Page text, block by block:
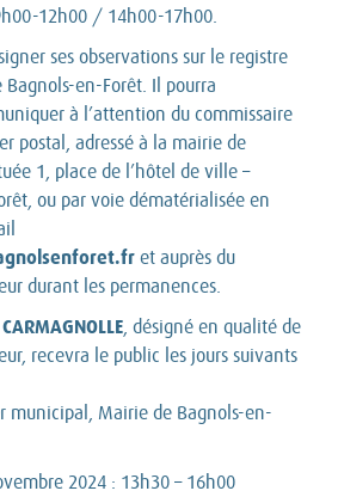
12h00 / 14h00-17h00.
ses observations sur le registre
en-Forêt. Il pourra
à l’attention du commissaire
postal, adressé à la mairie de
1, place de l’hôtel de ville –
ou par voie dématérialisée en
et auprès du
durant les permanences.
, désigné en qualité de
recevra le public les jours suivants
municipal, Mairie de Bagnols-en-
2024 : 13h30 – 16h00